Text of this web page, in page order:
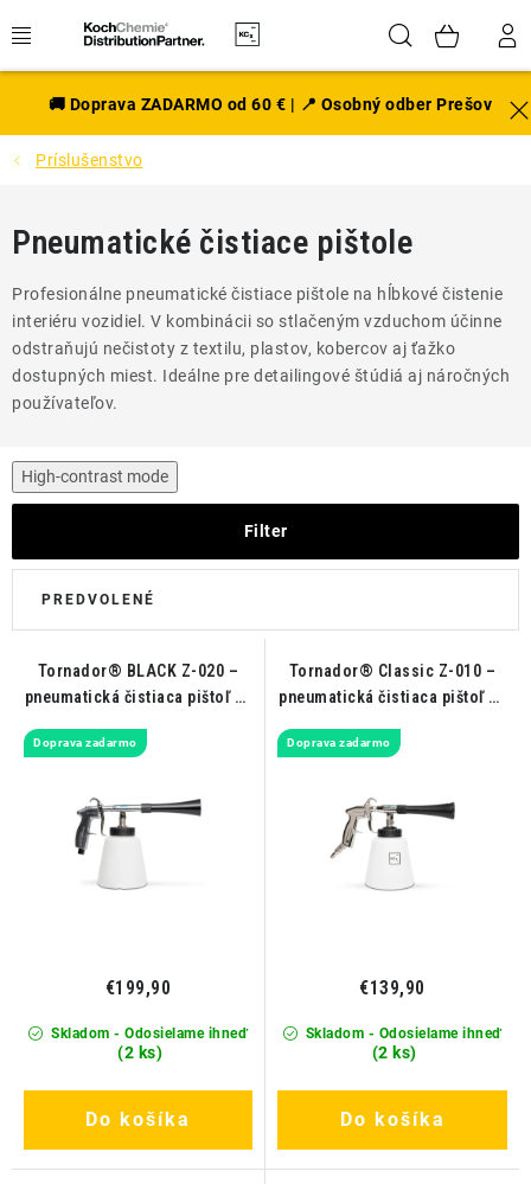
na
Hľadať
EXTERIÉR
DISKY A PNEU
PRÍSLUŠENSTVO
VÔNE DO AUTA
VÝHODNÉ SADY
NOVINKY V SORTIMENTE
DARČEKOVÉ POUKAZY
info@kcshop.sk
Obchodní zástupcovia
Sledovanie zásielky Blog
🚚 Doprava ZADARMO od 60 € | 📍 Osobný odber Prešov
Príslušenstvo
Pneumatické čistiace pištole
Profesionálne pneumatické čistiace pištole na hĺbkové čistenie
interiéru vozidiel. V kombinácii so stlačeným vzduchom účinne
odstraňujú nečistoty z textilu, plastov, kobercov aj ťažko
dostupných miest. Ideálne pre detailingové štúdiá aj náročných
používateľov.
High-contrast mode
Filter
Tornador® BLACK Z-020 –
pneumatická čistiaca pištoľ na
Doprava zadarmo
Skladom - Odosielame ihneď
(2 ks)
€199,90
Do košíka
Tornador® Classic Z-010 –
pneumatická čistiaca pištoľ na
Doprava zadarmo
Skladom - Odosielame ihneď
(2 ks)
€139,90
Do košíka